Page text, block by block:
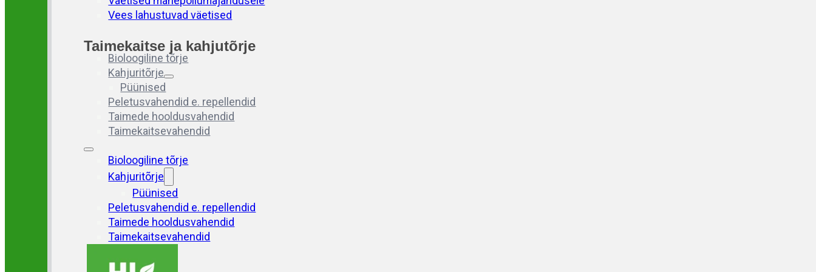
Vees lahustuvad väetised
Taimekaitse ja kahjutõrje
Bioloogiline tõrje
Kahjuritõrje
Püünised
Peletusvahendid e. repellendid
Taimede hooldusvahendid
Taimekaitsevahendid
Bioloogiline tõrje
Kahjuritõrje
Püünised
Peletusvahendid e. repellendid
Taimede hooldusvahendid
Taimekaitsevahendid